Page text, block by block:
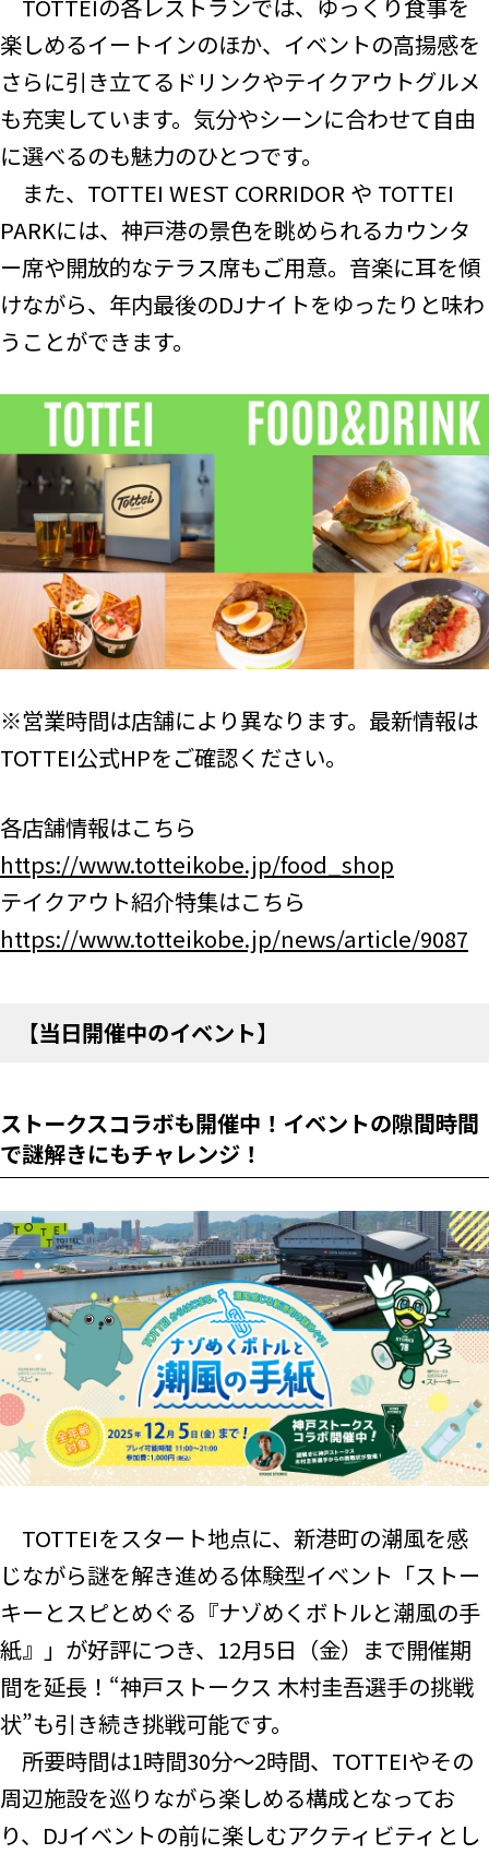
TOTTEIの各レストランでは、ゆっくり食事を
楽しめるイートインのほか、イベントの高揚感を
さらに引き立てるドリンクやテイクアウトグルメ
も充実しています。気分やシーンに合わせて自由
に選べるのも魅力のひとつです。
また、TOTTEI WEST CORRIDOR や TOTTEI
PARKには、神戸港の景色を眺められるカウンタ
ー席や開放的なテラス席もご用意。音楽に耳を傾
けながら、年内最後のDJナイトをゆったりと味わ
うことができます。
※営業時間は店舗により異なります。最新情報は
TOTTEI公式HPをご確認ください。
各店舗情報はこちら
https://www.totteikobe.jp/food_shop
テイクアウト紹介特集はこちら
https://www.totteikobe.jp/news/article/9087
【当日開催中のイベント】
ストークスコラボも開催中！イベントの隙間時間
で謎解きにもチャレンジ！
TOTTEIをスタート地点に、新港町の潮風を感
じながら謎を解き進める体験型イベント「ストー
キーとスピとめぐる『ナゾめくボトルと潮風の手
紙』」が好評につき、12月5日（金）まで開催期
間を延長！“神戸ストークス 木村圭吾選手の挑戦
状”も引き続き挑戦可能です。
所要時間は1時間30分～2時間、TOTTEIやその
周辺施設を巡りながら楽しめる構成となってお
り、DJイベントの前に楽しむアクティビティとし